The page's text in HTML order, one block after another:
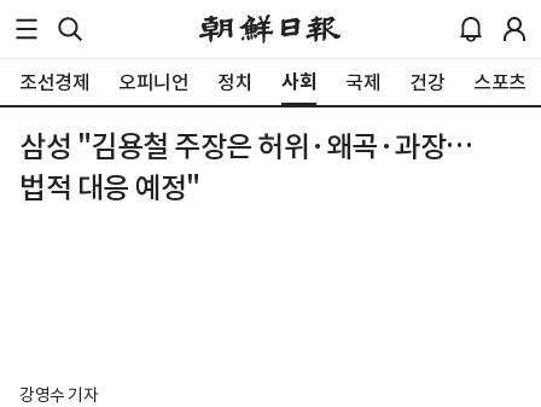
조선경제 오피니언 정치 사회 국제 건강 스포츠
삼성 "김용철 주장은 허위·왜곡·과장…
법적 대응 예정"
강영수 기자